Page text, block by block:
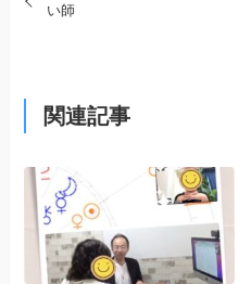
い師
関連記事